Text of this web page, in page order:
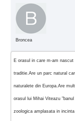
Broncea
E orasul in care m-am
traditie.Are un parc natural
naturalete din Europa.Are
orasul lui Mihai Viteazu
zoologica amplasata in